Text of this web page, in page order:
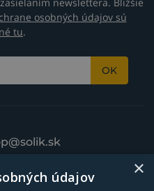
osobných údajov sú
tu.
OK
×
údajov